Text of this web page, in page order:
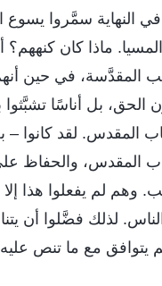
النهاية سمَّروا يسوع
المسيا. ماذا كان
المقدَّسة، في حين
الحق، بل أناسًا
المقدس. لقد
المقدس، والحفاظ
وهم لم يفعلوا هذا
لذلك فضَّلوا أن
يتوافق مع ما تنص